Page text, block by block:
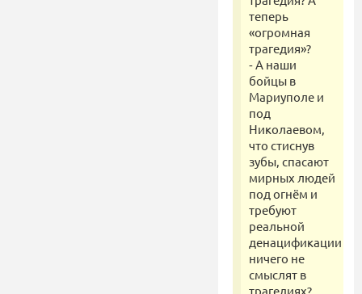
теперь
«огромная
трагедия»?
⁃ А наши
бойцы в
Мариуполе и
под
Николаевом,
что стиснув
зубы, спасают
мирных людей
под огнём и
требуют
реальной
денацификации
ничего не
смыслят в
трагедиях?